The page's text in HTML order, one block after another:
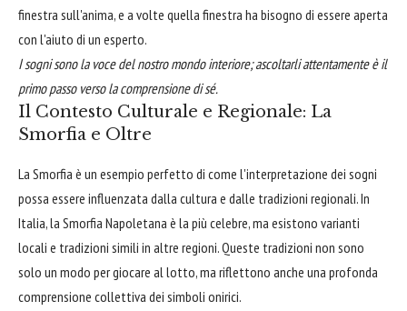
finestra sull'anima, e a volte quella finestra ha bisogno di essere aperta
con l'aiuto di un esperto.
I sogni sono la voce del nostro mondo interiore; ascoltarli attentamente è il
primo passo verso la comprensione di sé.
Il Contesto Culturale e Regionale: La
Smorfia e Oltre
La Smorfia è un esempio perfetto di come l'interpretazione dei sogni
possa essere influenzata dalla cultura e dalle tradizioni regionali. In
Italia, la Smorfia Napoletana è la più celebre, ma esistono varianti
locali e tradizioni simili in altre regioni. Queste tradizioni non sono
solo un modo per giocare al lotto, ma riflettono anche una profonda
comprensione collettiva dei simboli onirici.